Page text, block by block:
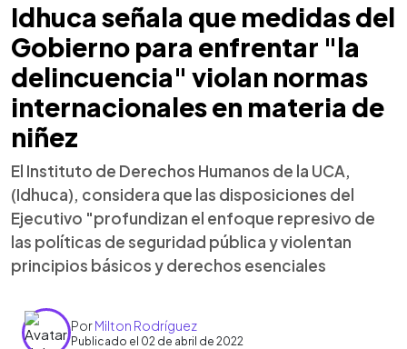
Idhuca señala que medidas del
Gobierno para enfrentar "la
delincuencia" violan normas
internacionales en materia de
niñez
El Instituto de Derechos Humanos de la UCA,
(Idhuca), considera que las disposiciones del
Ejecutivo "profundizan el enfoque represivo de
las políticas de seguridad pública y violentan
principios básicos y derechos esenciales
PorMilton Rodríguez
Publicado el 02 de abril de 2022